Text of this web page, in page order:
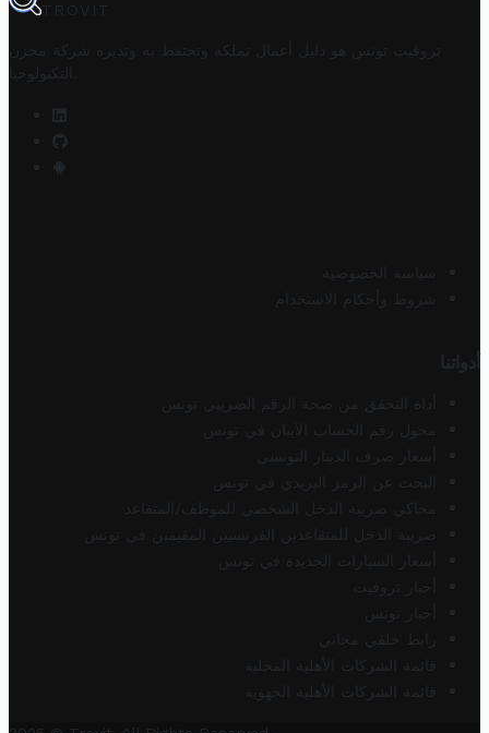
TROVIT
تروفيت تونس هو دليل أعمال تملكه وتحتفظ به وتديره
شركة مخزن
التكنولوجيا
سياسة الخصوصية
شروط وأحكام الاستخدام
أدواتنا
أداة التحقق من صحة الرقم الضريبي تونس
محول رقم الحساب الآيبان في تونس
أسعار صرف الدينار التونسي
البحث عن الرمز البريدي في تونس
محاكي ضريبة الدخل الشخصي للموظف/المتقاعد
ضريبة الدخل للمتقاعدين الفرنسيين المقيمين في تونس
أسعار السيارات الجديدة في تونس
أخبار تروفيت
أخبار تونس
رابط خلفي مجاني
قائمة الشركات الأهلية المحلية
قائمة الشركات الأهلية الجهوية